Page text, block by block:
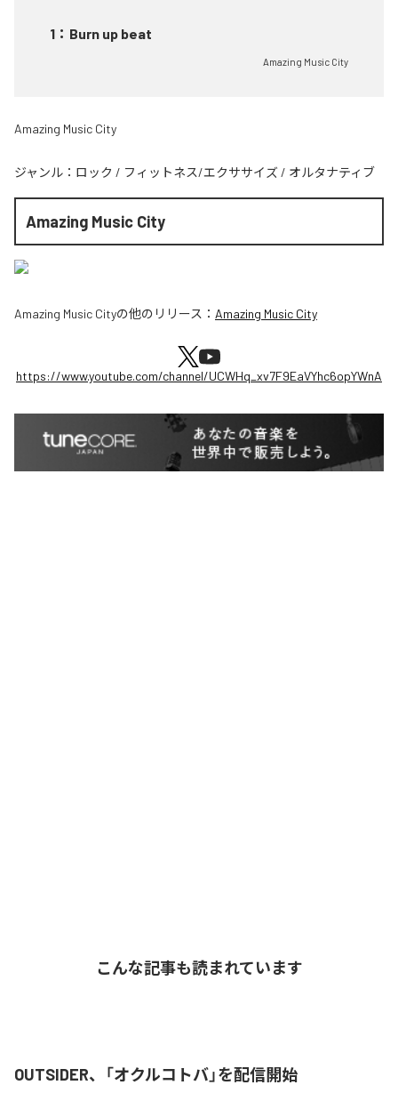
1 ： Burn up beat
Amazing Music City
Amazing Music City
ジャンル： ロック / フィットネス/エクササイズ / オルタナティブ
Amazing Music City
Amazing Music Cityの他のリリース： Amazing Music City
https://www.youtube.com/channel/UCWHq_xv7F9EaVYhc6opYWnA
こんな記事も読まれています
OUTSIDER、「オクルコトバ」を配信開始